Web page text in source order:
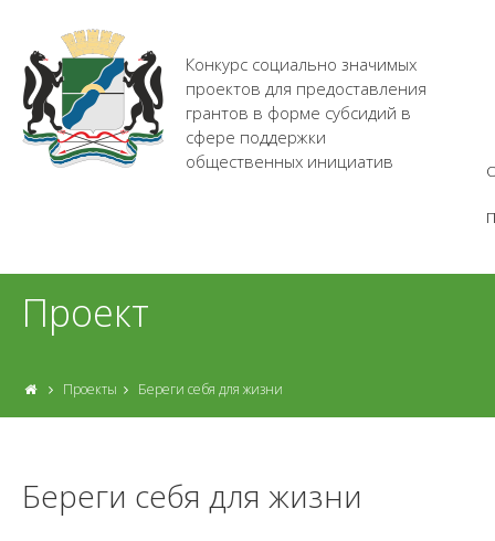
Конкурс социально значимых
проектов для предоставления
грантов в форме субсидий в
сфере поддержки
общественных инициатив
Проект
Проекты Береги себя для жизни
Береги себя для жизни